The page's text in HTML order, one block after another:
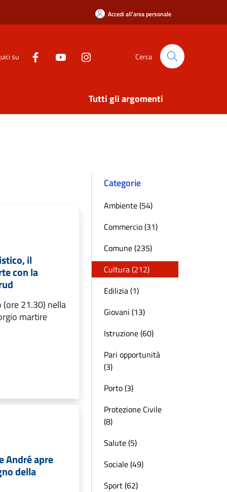
Accedi all'area personale
su Cerca
Tutti gli argomenti
il
con la
21.30) nella
martire
André apre
della
Categorie
Ambiente (54)
Commercio (31)
Comune (235)
Cultura (212)
Edilizia (1)
Giovani (13)
Istruzione (60)
Pari opportunità
(3)
Porto (3)
Protezione Civile
(8)
Salute (5)
Sociale (49)
Sport (62)